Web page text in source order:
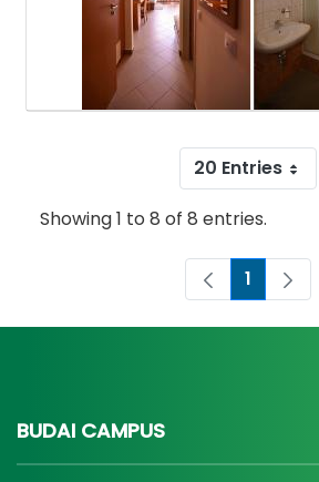
20 Entries
Showing 1 to 8 of 8 entries.
Page
1
BUDAI CAMPUS